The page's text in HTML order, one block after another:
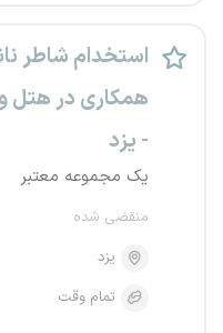
استخدام شاطر
همکاری در هتل
- یزد
یک مجموعه معتبر
منقضی شده
یزد
تمام وقت